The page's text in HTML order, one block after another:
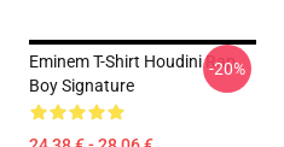
Eminem T-Shirt Houdini Rap
Boy Signature
-20%